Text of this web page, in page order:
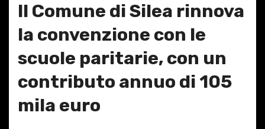
Il Comune di Silea rinnova
la convenzione con le
scuole paritarie, con un
contributo annuo di 105
mila euro